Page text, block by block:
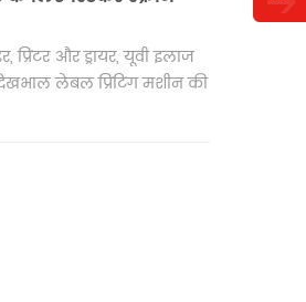
और ड्रायर, यूवी इलाज
लेबल प्रिंटिंग मशीन की